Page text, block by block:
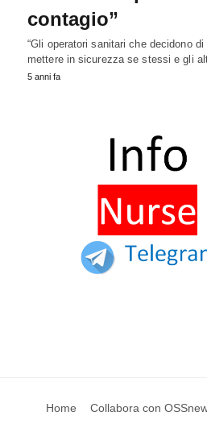
contagio”
“Gli operatori sanitari che decidono
mettere in sicurezza se stessi e gli
5 anni fa
Home Collabora con